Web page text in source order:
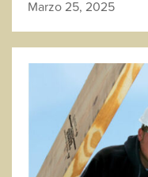
Marzo 25, 2025